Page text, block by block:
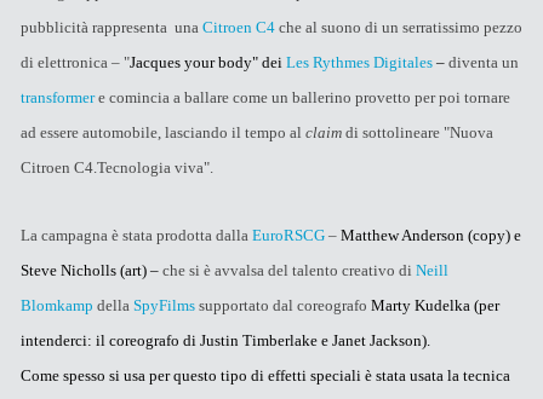
pubblicità rappresenta una Citroen C4che al suono di un serratissimo pezzo
di elettronica – "Jacques your body" dei Les Rythmes Digitales– diventa un
transformere comincia a ballare come un ballerino provetto per poi tornare
ad essere automobile, lasciando il tempo al claimdi sottolineare "Nuova
Citroen C4.Tecnologia viva".
La campagna è stata prodotta dalla EuroRSCG– Matthew Anderson (copy) e
Steve Nicholls (art) – che si è avvalsa del talento creativo di Neill
Blomkamp della SpyFilmssupportato dal coreografo Marty Kudelka (per
intenderci: il coreografo di Justin Timberlake e Janet Jackson).
Come spesso si usa per questo tipo di effetti speciali è stata usata la tecnica